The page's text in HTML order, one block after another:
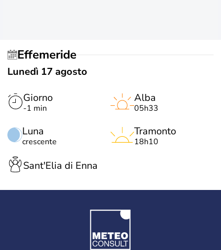
Effemeride
Lunedì 17 agosto
Giorno
-1 min
Luna
crescente
Alba
05h33
Tramonto
18h10
Sant'Elia di Enna